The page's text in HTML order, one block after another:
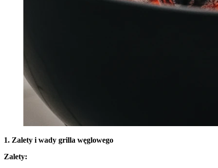
1. Zalety i wady grilla węglowego
Zalety: